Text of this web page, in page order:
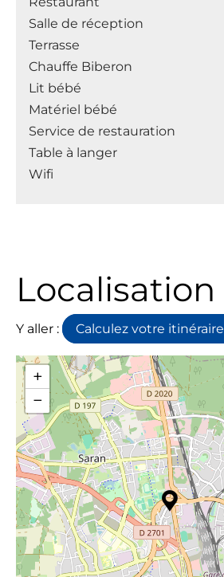
Salle de réception
Terrasse
Chauffe Biberon
Lit bébé
Matériel bébé
Service de restauration
Table à langer
Wifi
Localisation
Y aller : Calculez votre itinéraire
+
−